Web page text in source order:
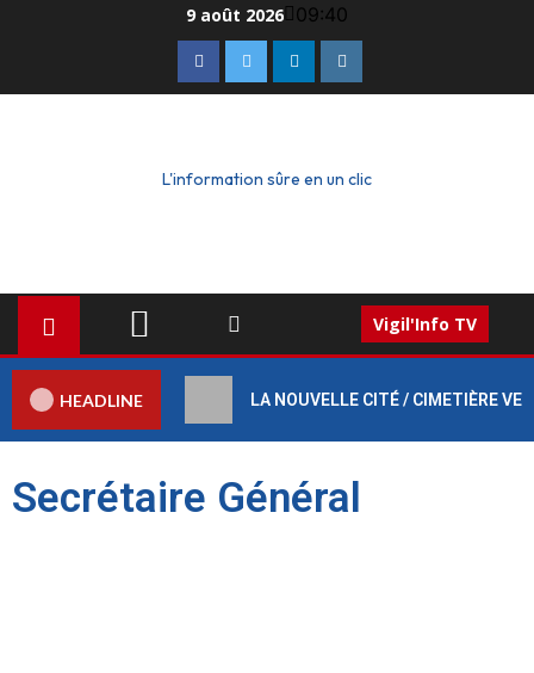
9 août 2026 09:40
L'information sûre en un clic
Vigil'Info TV
HEADLINE LA NOUVELLE CITÉ / CIMETIÈRE
Secrétaire Général